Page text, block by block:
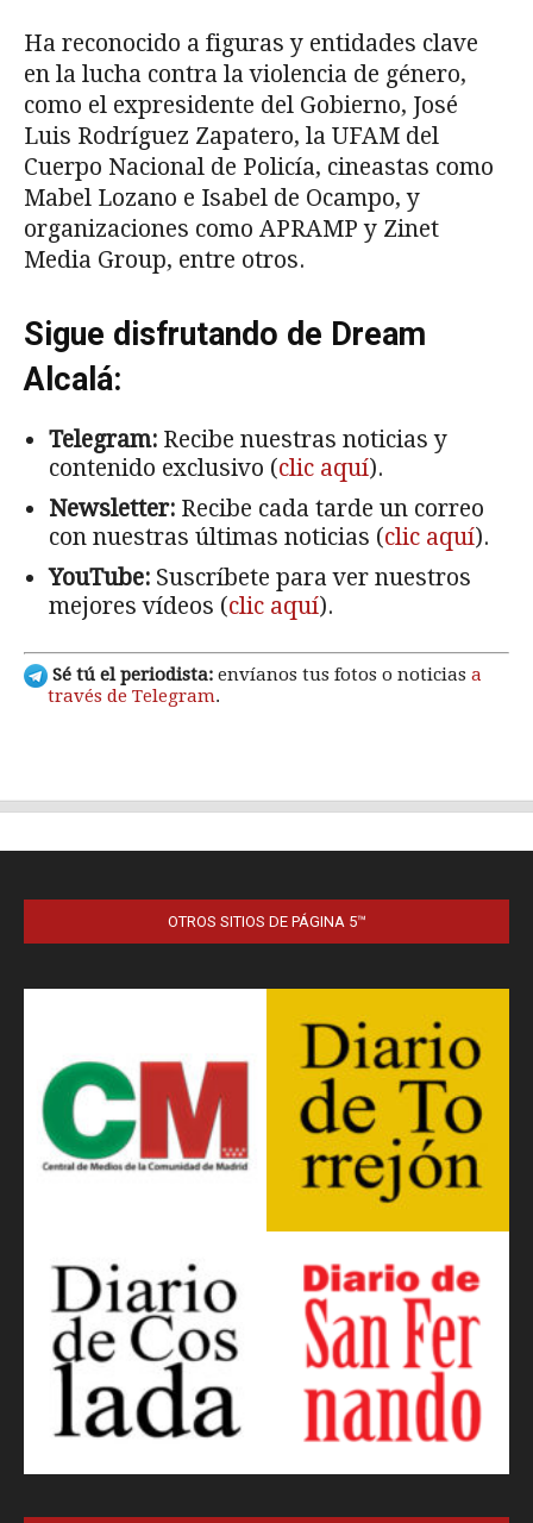
OTROS SITIOS DE PÁGINA 5™